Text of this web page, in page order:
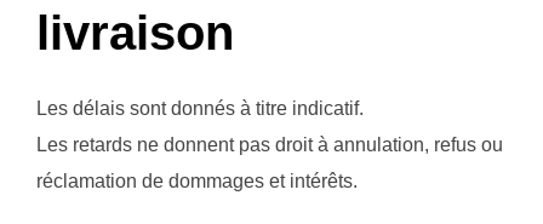
livraison
Les délais sont donnés à titre indicatif.
Les retards ne donnent pas droit à annulation, refus ou
réclamation de dommages et intérêts.